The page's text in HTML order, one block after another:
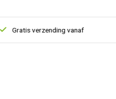
Gratis verzending vanaf € 150